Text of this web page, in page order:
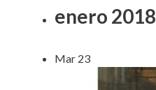
enero 2018
Mar 23